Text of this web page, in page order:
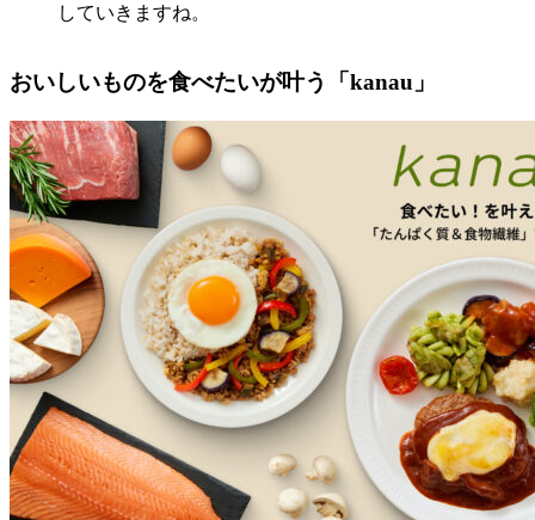
していきますね。
おいしいものを食べたいが叶う「kanau」